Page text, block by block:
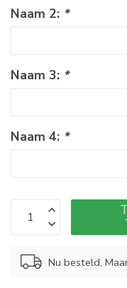
Naam 2: *
Naam 3: *
Naam 4: *
Nu besteld,